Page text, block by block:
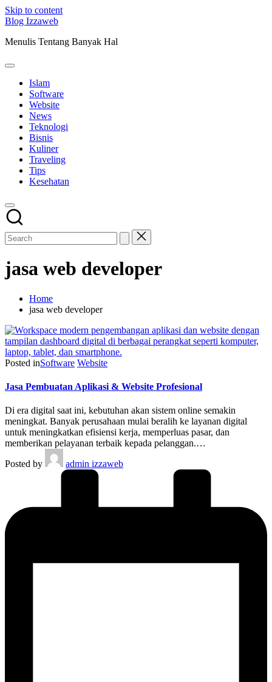
Skip to content
Blog Izzaweb
Menulis Tentang Banyak Hal
Islam
Software
Website
News
Teknologi
Bisnis
Kuliner
Traveling
Tips
Kesehatan
jasa web developer
Home
jasa web developer
Posted inSoftware Website
Jasa Pembuatan Aplikasi & Website Profesional
Di era digital saat ini, kebutuhan akan sistem online semakin
meningkat. Banyak perusahaan mulai beralih ke layanan digital
untuk meningkatkan efisiensi kerja, memperluas pasar, dan
memberikan pelayanan terbaik kepada pelanggan.…
Posted by
admin izzaweb